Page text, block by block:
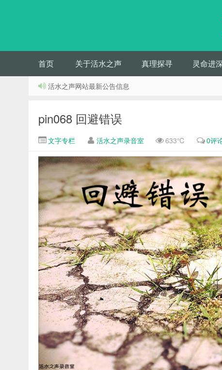
首页 关于活水之声 真理探寻 灵命进
活水之声网站最新公告信息
pin068 回避错误
文字专栏 活水之声录音室 633℃ 0评